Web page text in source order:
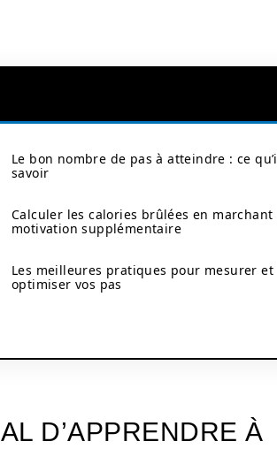
Le bon nombre de pas à atteindre : ce
savoir
Calculer les calories brûlées en marchant
motivation supplémentaire
Les meilleures pratiques pour mesurer et
optimiser vos pas
D’APPRENDRE À